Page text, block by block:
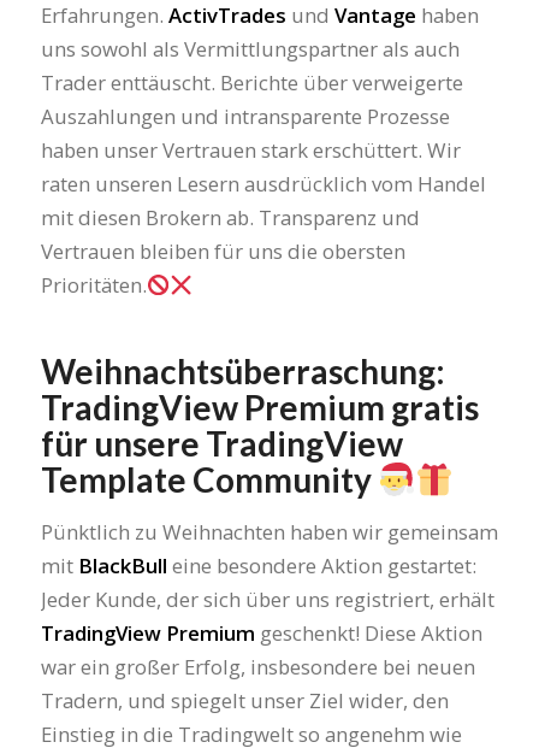
Erfahrungen. ActivTrades und Vantage haben
uns sowohl als Vermittlungspartner als auch
Trader enttäuscht. Berichte über verweigerte
Auszahlungen und intransparente Prozesse
haben unser Vertrauen stark erschüttert. Wir
raten unseren Lesern ausdrücklich vom Handel
mit diesen Brokern ab. Transparenz und
Vertrauen bleiben für uns die obersten
Prioritäten.
Weihnachtsüberraschung:
TradingView Premium gratis
für unsere TradingView
Template Community
Pünktlich zu Weihnachten haben wir gemeinsam
mit BlackBull eine besondere Aktion gestartet:
Jeder Kunde, der sich über uns registriert, erhält
TradingView Premium geschenkt! Diese Aktion
war ein großer Erfolg, insbesondere bei neuen
Tradern, und spiegelt unser Ziel wider, den
Einstieg in die Tradingwelt so angenehm wie